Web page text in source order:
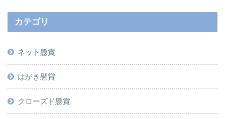
カテゴリ
ネット懸賞
はがき懸賞
クローズド懸賞